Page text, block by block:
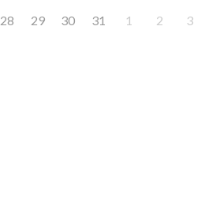
28 29 30 31 1 2 3